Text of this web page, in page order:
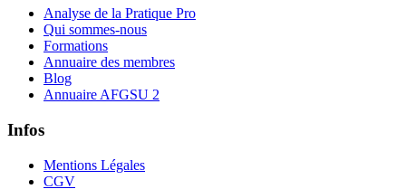
Analyse de la Pratique Pro
Qui sommes-nous
Formations
Annuaire des membres
Blog
Annuaire AFGSU 2
Infos
Mentions Légales
CGV